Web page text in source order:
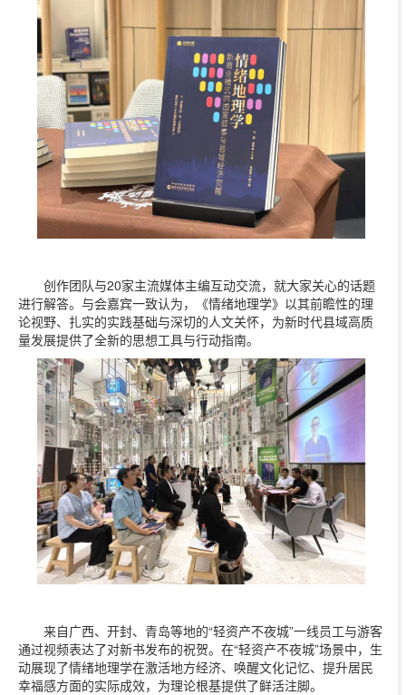
创作团队与20家主流媒体主编互动交流，就大家关心的话题
进行解答。与会嘉宾一致认为，《情绪地理学》以其前瞻性的理
论视野、扎实的实践基础与深切的人文关怀，为新时代县域高质
量发展提供了全新的思想工具与行动指南。
来自广西、开封、青岛等地的“轻资产不夜城”一线员工与游客
通过视频表达了对新书发布的祝贺。在“轻资产不夜城”场景中，生
动展现了情绪地理学在激活地方经济、唤醒文化记忆、提升居民
幸福感方面的实际成效，为理论根基提供了鲜活注脚。